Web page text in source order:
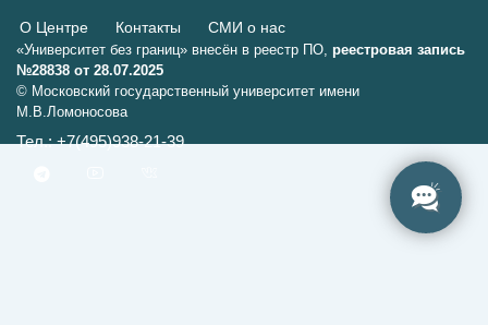
О Центре Контакты СМИ о нас
«Университет без границ» внесён в реестр ПО, реестровая запись
№28838 от 28.07.2025
© Московский государственный университет имени
М.В.Ломоносова
Тел.: +7(495)938-21-39